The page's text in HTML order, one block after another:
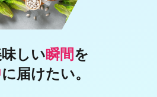
しい瞬間を
に届けたい。